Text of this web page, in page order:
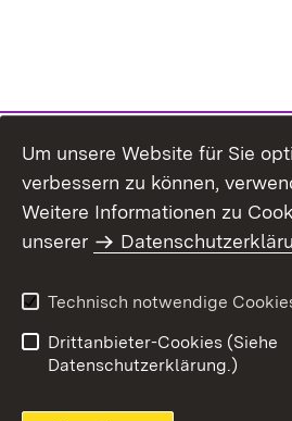
Themenübersicht
Um unsere Website für Sie
verbessern zu können,
Weitere Informationen zu
unserer
Technisch notwendige
Drittanbieter-Cookies (Siehe
Datenschutzerklärung.)